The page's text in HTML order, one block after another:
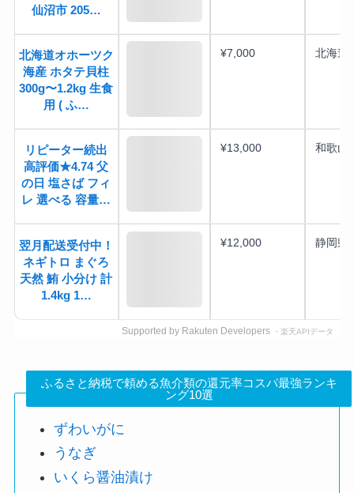
仙沼市 205…
北海道オホーツク
海産 ホタテ貝柱
300g〜1.2kg 生食
用 ( ふ…
¥7,000 北海道
リピーター続出
高評価★4.74 父
の日 塩さば フィ
レ 選べる 容量…
¥13,000 和歌山
翌月配送受付中！
ネギトロ まぐろ
天然 鮪 小分け 計
1.4kg 1…
¥12,000 静岡県
Supported by Rakuten Developers ・楽天APIデータ
ふるさと納税で頼める魚介類の還元率コスパ最強ランキ
ング10選
ずわいがに
うなぎ
いくら醤油漬け